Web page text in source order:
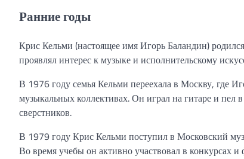
Ранние годы
Крис Кельми (настоящее имя Игорь Баландин)
проявлял интерес к музыке и исполнительскому
В 1976 году семья Кельми переехала в Москву, где
музыкальных коллективах. Он играл на гитаре и пел
сверстников.
В 1979 году Крис Кельми поступил в Московский
Во время учебы он активно участвовал в конкурсах